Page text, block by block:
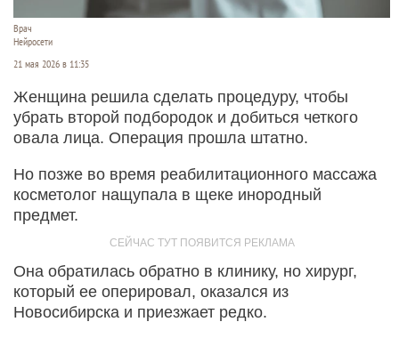
Врач
Нейросети
21 мая 2026 в 11:35
Женщина решила сделать процедуру, чтобы
убрать второй подбородок и добиться четкого
овала лица. Операция прошла штатно.
Но позже во время реабилитационного массажа
косметолог нащупала в щеке инородный
предмет.
Она обратилась обратно в клинику, но хирург,
который ее оперировал, оказался из
Новосибирска и приезжает редко.